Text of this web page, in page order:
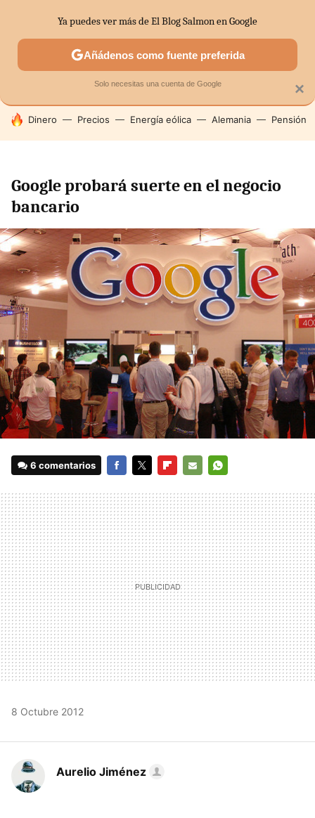
SECTORES ECONOMÍA DOMÉSTICA MERCADOS
HOY SE HABLA DE
Dinero Precios Energía eólica Alemania Pensión
Google probará suerte en el negocio
bancario
6 comentarios
MAIL
8 Octubre 2012
Aurelio Jiménez
×
Ya puedes ver más de El Blog Salmon en Google
Añádenos como fuente preferida
Solo necesitas una cuenta de Google